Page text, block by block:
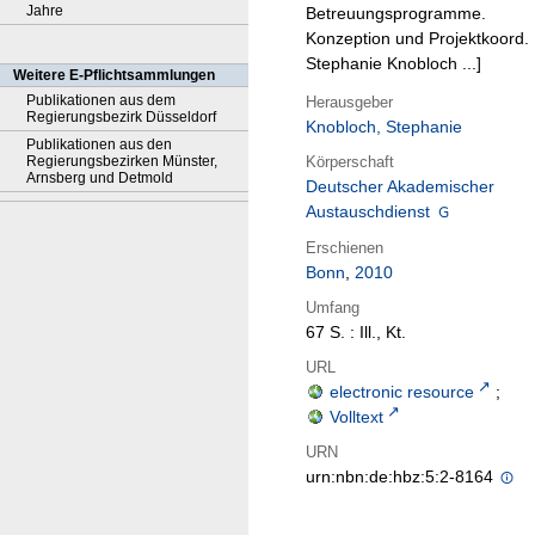
Jahre
Weitere E-Pflichtsammlungen
Publikationen aus dem
Regierungsbezirk Düsseldorf
Publikationen aus den
Regierungsbezirken Münster,
Arnsberg und Detmold
Betreuungsprogramme.
Konzeption und Projektkoord.
Stephanie Knobloch ...]
Herausgeber
Knobloch, Stephanie
Körperschaft
Deutscher Akademischer
Austauschdienst
Erschienen
Bonn, 2010
Umfang
67 S. : Ill., Kt.
URL
electronic resource
;
Volltext
URN
urn:nbn:de:hbz:5:2-8164